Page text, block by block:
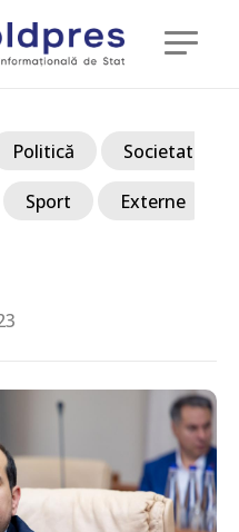
Politică Societate
Sport Externe